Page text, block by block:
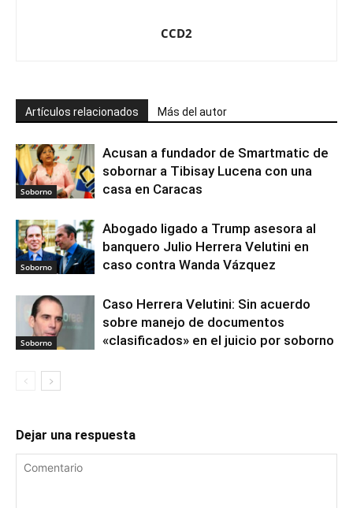
CCD2
Artículos relacionados Más del autor
Soborno
Acusan a fundador de Smartmatic de
sobornar a Tibisay Lucena con una
casa en Caracas
Soborno
Abogado ligado a Trump asesora al
banquero Julio Herrera Velutini en
caso contra Wanda Vázquez
Soborno
Caso Herrera Velutini: Sin acuerdo
sobre manejo de documentos
«clasificados» en el juicio por soborno
Dejar una respuesta